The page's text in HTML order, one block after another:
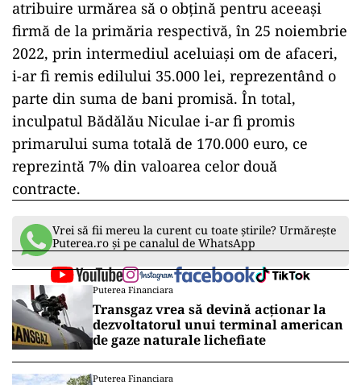
atribuire urmărea să o obţină pentru aceeaşi
firmă de la primăria respectivă, în 25 noiembrie
2022, prin intermediul aceluiaşi om de afaceri,
i-ar fi remis edilului 35.000 lei, reprezentând o
parte din suma de bani promisă. În total,
inculpatul Bădălău Niculae i-ar fi promis
primarului suma totală de 170.000 euro, ce
reprezintă 7% din valoarea celor două
contracte.
Vrei să fii mereu la curent cu toate știrile? Urmărește
Puterea.ro și pe canalul de WhatsApp
Puterea Financiara
Transgaz vrea să devină acționar la
dezvoltatorul unui terminal american
de gaze naturale lichefiate
Puterea Financiara